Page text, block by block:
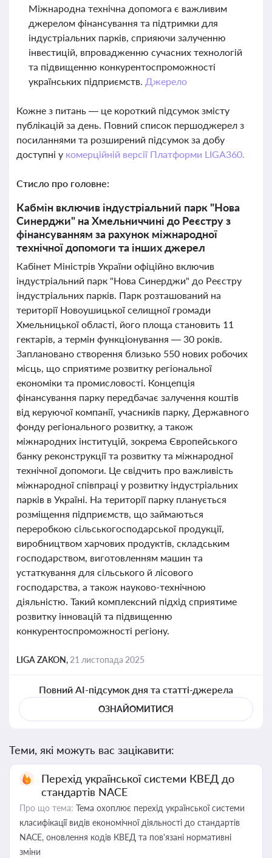
Міжнародна технічна допомога є важливим
джерелом фінансування та підтримки для
індустріальних парків, сприяючи залученню
інвестицій, впровадженню сучасних технологій
та підвищенню конкурентоспроможності
українських підприємств. Джерело
Кожне з питань — це короткий підсумок змісту
публікацій за день. Повний список першоджерел з
посиланнями та розширений підсумок за добу
доступні у комерційній версії Платформи LIGA360.
Стисло про головне:
Кабмін включив індустріальний парк "Нова
Синерджи" на Хмельниччині до Реєстру з
фінансуванням за рахунок міжнародної
технічної допомоги та інших джерел
Кабінет Міністрів України офіційно включив
індустріальний парк "Нова Синерджи" до Реєстру
індустріальних парків. Парк розташований на
території Новоушицької селищної громади
Хмельницької області, його площа становить 11
гектарів, а термін функціонування — 30 років.
Заплановано створення близько 550 нових робочих
місць, що сприятиме розвитку регіональної
економіки та промисловості. Концепція
фінансування парку передбачає залучення коштів
від керуючої компанії, учасників парку, Державного
фонду регіонального розвитку, а також
міжнародних інституцій, зокрема Європейського
банку реконструкції та розвитку та міжнародної
технічної допомоги. Це свідчить про важливість
міжнародної співпраці у розвитку індустріальних
парків в Україні. На території парку планується
розміщення підприємств, що займаються
переробкою сільськогосподарської продукції,
виробництвом харчових продуктів, складським
господарством, виготовленням машин та
устаткування для сільського й лісового
господарства, а також науково-технічною
діяльністю. Такий комплексний підхід сприятиме
розвитку інновацій та підвищенню
конкурентоспроможності регіону.
LIGA ZAKON, 21 листопада 2025
Повний AI-підсумок дня та статті-джерела
ОЗНАЙОМИТИСЯ
Теми, які можуть вас зацікавити:
Перехід української системи КВЕД до
стандартів NACE
Про що тема: Тема охоплює перехід української системи
класифікації видів економічної діяльності до стандартів
NACE, оновлення кодів КВЕД та пов'язані нормативні
зміни